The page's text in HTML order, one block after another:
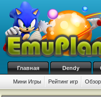
Главная Dendy
Мини Игры Рейтинг игр